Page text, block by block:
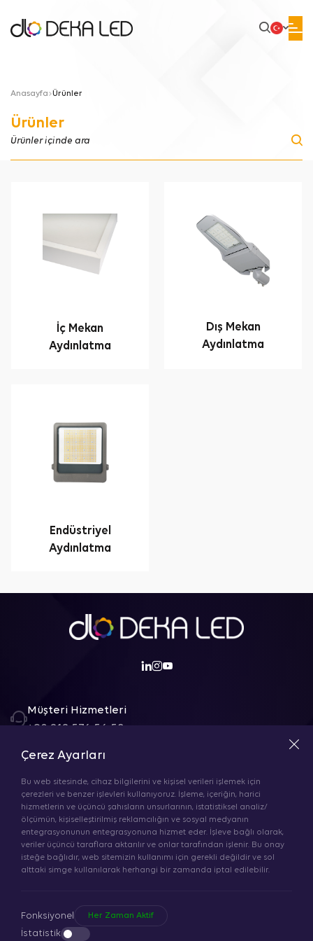
Anasayfa Ürünler
Ürünler
Ürünler içinde ara
İç Mekan
Aydınlatma
Dış Mekan
Aydınlatma
Endüstriyel
Aydınlatma
Müşteri Hizmetleri
+90 212 576 56 58
info@dekaled.com
Adres
DEKA AYDINLATMA VE OTOMASYON SİSTEMLERİ
SANAYİ TİC LTD ŞTİ ORHANGAZİ MAH ISISO CAD
FABRİKA NO: 14
Çerez Ayarları
Bu web sitesinde, cihaz bilgilerini ve kişisel verileri işlemek için
çerezleri ve benzer işlevleri kullanıyoruz. İşleme, içeriğin, harici
hizmetlerin ve üçüncü şahısların unsurlarının, istatistiksel analiz/
ölçümün, kişiselleştirilmiş reklamcılığın ve sosyal medyanın
entegrasyonunun entegrasyonuna hizmet eder. İşleve bağlı olarak,
veriler üçüncü taraflara aktarılır ve onlar tarafından işlenir. Bu onay
isteğe bağlıdır, web sitemizin kullanımı için gerekli değildir ve sol
alttaki simge kullanılarak herhangi bir zamanda iptal edilebilir.
Fonksiyonel Her Zaman Aktif
İstatistik